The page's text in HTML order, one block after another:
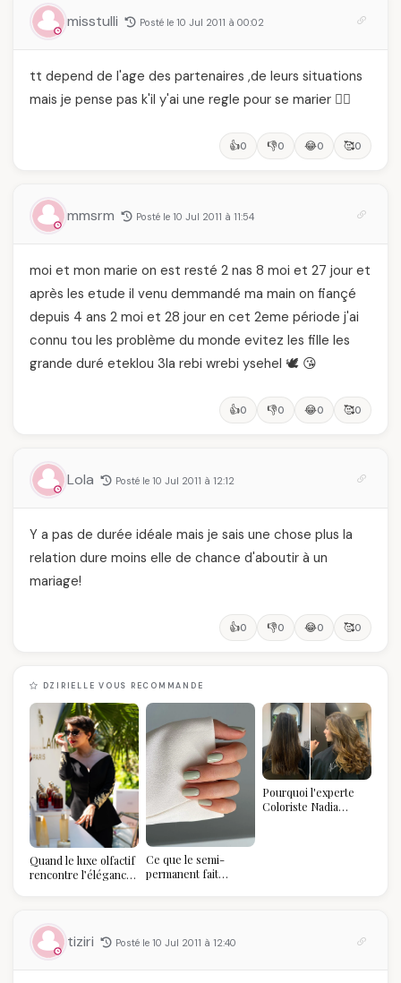
misstulli Posté le 10 Jul 2011 à 00:02
tt depend de l'age des partenaires ,de leurs situations
mais je pense pas k'il y'ai une regle pour se marier 👰‍♀️
👍0 👎0 😂0 🥰0
mmsrm Posté le 10 Jul 2011 à 11:54
moi et mon marie on est resté 2 nas 8 moi et 27 jour et
après les etude il venu demmandé ma main on fiançé
depuis 4 ans 2 moi et 28 jour en cet 2eme période j'ai
connu tou les problème du monde evitez les fille les
grande duré eteklou 3la rebi wrebi ysehel 🕊️ 😘
👍0 👎0 😂0 🥰0
Lola Posté le 10 Jul 2011 à 12:12
Y a pas de durée idéale mais je sais une chose plus la
relation dure moins elle de chance d'aboutir à un
mariage!
👍0 👎0 😂0 🥰0
DZIRIELLE VOUS RECOMMANDE
Quand le luxe olfactif
rencontre l’élégance
temps
Ce que le semi-
permanent fait
Pourquoi l'experte
Coloriste Nadia
tiziri Posté le 10 Jul 2011 à 12:40